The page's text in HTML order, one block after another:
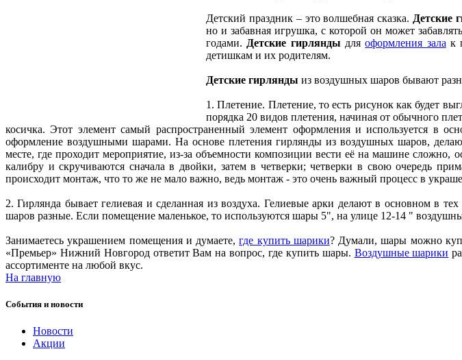
Детский праздник – это волшебная сказка. Детские
но и забавная игрушка, с которой он может
годами. Детские гирлянды дляоформления зала к
детишкам и их родителям.
Детские гирлянды из воздушных шаров бывают
1. Плетение. Плетение, то есть рисунок как будет
порядка 20 видов плетения, начиная от обычного
косичка. Этот элемент самый распространенный элемент оформления и используется в
оформление воздушными шарами. На основе плетения гирлянды из воздушных шаров,
месте, где проходит мероприятие, из-за объемности композиции вести её на машине
калибру и скручиваются сначала в двойки, затем в четверки; четверки в свою очередь
происходит монтаж, что то же не мало важно, ведь монтаж - это очень важный процесс в
2. Гирлянда бывает гелиевая и сделанная из воздуха. Гелиевые арки делают в основном в
шаров разные. Если помещение маленькое, то используются шары 5", на улице 12-14 "
Занимаетесь украшением помещения и думаете,где купить шарики? Думали, шары можно
«Премьер» Нижний Новгород ответит Вам на вопрос, где купить шары. Воздушные шарики
ассортименте на любой вкус.
На главную
События и новости
Новости
Акции